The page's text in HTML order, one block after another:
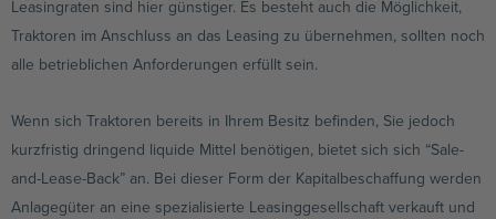
Leasingraten sind hier günstiger. Es besteht auch die Möglichkeit,
Traktoren im Anschluss an das Leasing zu übernehmen, sollten noch
alle betrieblichen Anforderungen erfüllt sein.
Wenn sich Traktoren bereits in Ihrem Besitz befinden, Sie jedoch
kurzfristig dringend liquide Mittel benötigen, bietet sich sich “Sale-
and-Lease-Back” an. Bei dieser Form der Kapitalbeschaffung werden
Anlagegüter an eine spezialisierte Leasinggesellschaft verkauft und